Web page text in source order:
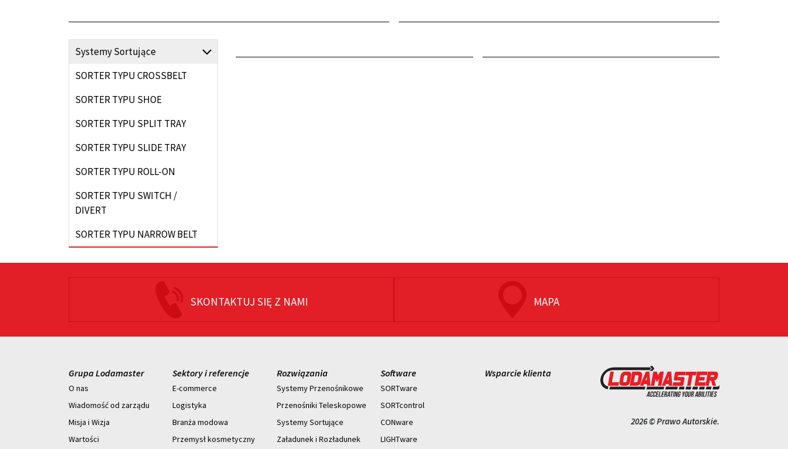
Systemy Sortujące
SORTER TYPU CROSSBELT
SORTER TYPU SHOE
SORTER TYPU SPLIT TRAY
SORTER TYPU SLIDE TRAY
SORTER TYPU ROLL-ON
SORTER TYPU SWITCH /
DIVERT
SORTER TYPU NARROW BELT
SKONTAKTUJ SIĘ Z NAMI MAPA
Grupa Lodamaster
O nas
Wiadomość od zarządu
Misja i Wizja
Wartości
Sektory i referencje
E-commerce
Logistyka
Branża modowa
Przemysł kosmetyczny
Rozwiązania
Systemy Przenośnikowe
Przenośniki Teleskopowe
Systemy Sortujące
Załadunek i Rozładunek
Software
SORTware
SORTcontrol
CONware
LIGHTware
Wsparcie klienta
2026 © Prawo Autorskie.